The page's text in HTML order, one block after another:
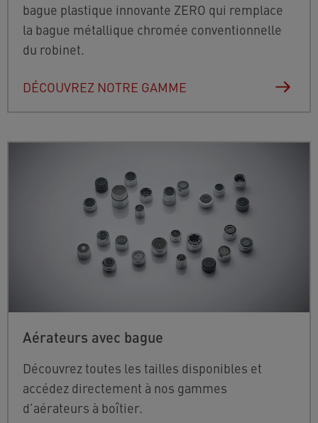
bague plastique innovante ZERO qui remplace
la bague métallique chromée conventionnelle
du robinet.
DÉCOUVREZ NOTRE GAMME
Aérateurs avec bague
Découvrez toutes les tailles disponibles et
accédez directement à nos gammes
d’aérateurs à boîtier.